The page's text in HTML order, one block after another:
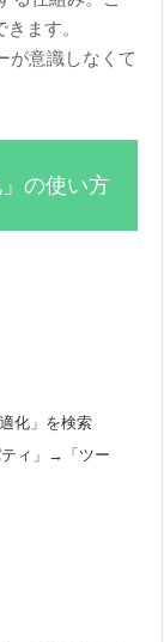
ます。
が意識しなくて
の使い方
化」を検索
ティ」→「ツー